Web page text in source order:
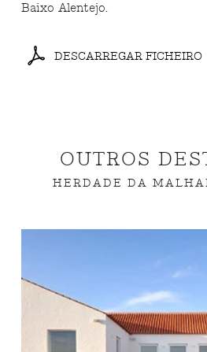
Baixo Alentejo.
DESCARREGAR FICHEIRO
OUTROS
HERDADE DA